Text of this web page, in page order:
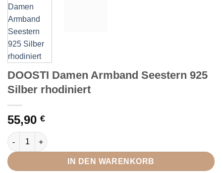
DOOSTI Damen Armband Seestern 925
Silber rhodiniert
55,90 €
DOOSTI Damen Armband Seestern 925 Silber rhodiniert Menge
IN DEN WARENKORB